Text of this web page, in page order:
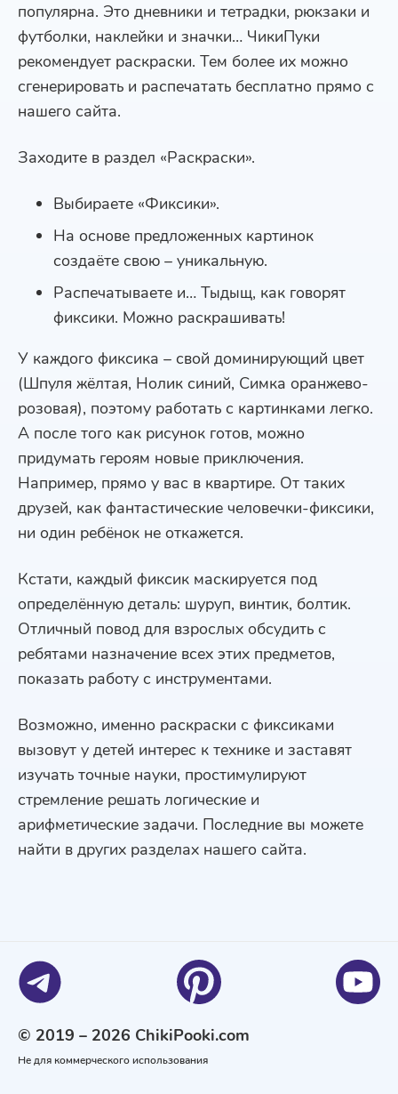
популярна. Это дневники и тетрадки, рюкзаки и
футболки, наклейки и значки… ЧикиПуки
рекомендует раскраски. Тем более их можно
сгенерировать и распечатать бесплатно прямо с
нашего сайта.
Заходите в раздел «Раскраски».
Выбираете «Фиксики».
На основе предложенных картинок
создаёте свою – уникальную.
Распечатываете и… Тыдыщ, как говорят
фиксики. Можно раскрашивать!
У каждого фиксика – свой доминирующий цвет
(Шпуля жёлтая, Нолик синий, Симка оранжево-
розовая), поэтому работать с картинками легко.
А после того как рисунок готов, можно
придумать героям новые приключения.
Например, прямо у вас в квартире. От таких
друзей, как фантастические человечки-фиксики,
ни один ребёнок не откажется.
Кстати, каждый фиксик маскируется под
определённую деталь: шуруп, винтик, болтик.
Отличный повод для взрослых обсудить с
ребятами назначение всех этих предметов,
показать работу с инструментами.
Возможно, именно раскраски с фиксиками
вызовут у детей интерес к технике и заставят
изучать точные науки, простимулируют
стремление решать логические и
арифметические задачи. Последние вы можете
найти в других разделах нашего сайта.
© 2019 – 2026 ChikiPooki.com
Не для коммерческого использования